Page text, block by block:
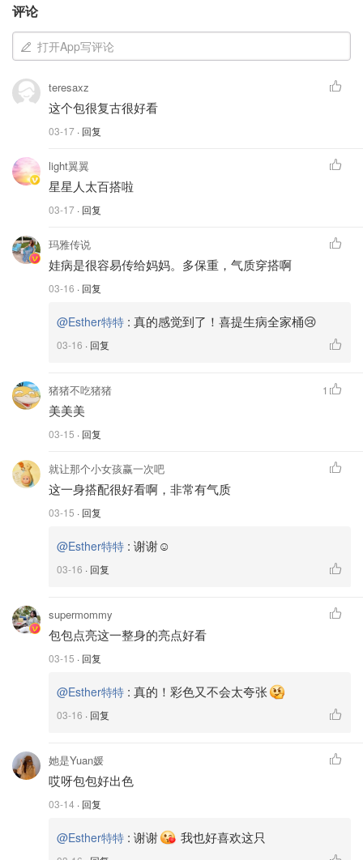
评论
打开App写评论
teresaxz
这个包很复古很好看
03-17 · 回复
light翼翼
星星人太百搭啦
03-17 · 回复
玛雅传说
娃病是很容易传给妈妈。多保重，气质穿搭啊
03-16 · 回复
@Esther特特 : 真的感觉到了！喜提生病全家桶😢
03-16 · 回复
猪猪不吃猪猪
美美美
03-15 · 回复
1
就让那个小女孩赢一次吧
这一身搭配很好看啊，非常有气质
03-15 · 回复
@Esther特特 : 谢谢☺️
03-16 · 回复
supermommy
包包点亮这一整身的亮点好看
03-15 · 回复
@Esther特特 : 真的！彩色又不会太夸张
03-16 · 回复
她是Yuan媛
哎呀包包好出色
03-14 · 回复
@Esther特特 : 谢谢 我也好喜欢这只